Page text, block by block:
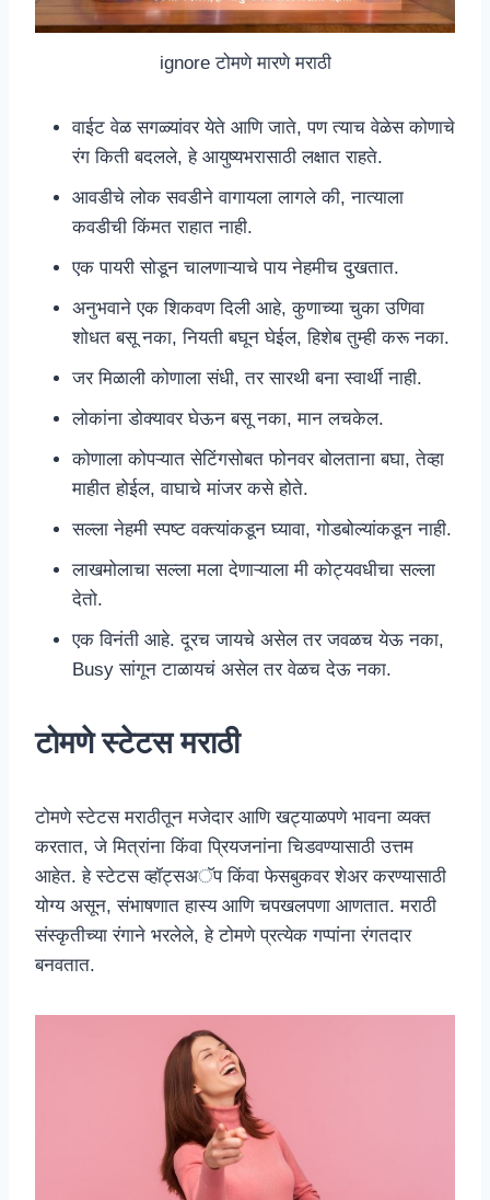
ignore टोमणे मारणे मराठी
वाईट वेळ सगळ्यांवर येते आणि जाते, पण त्याच वेळेस कोणाचे
रंग किती बदलले, हे आयुष्यभरासाठी लक्षात राहते.
आवडीचे लोक सवडीने वागायला लागले की, नात्याला
कवडीची किंमत राहात नाही.
एक पायरी सोडून चालणाऱ्याचे पाय नेहमीच दुखतात.
अनुभवाने एक शिकवण दिली आहे, कुणाच्या चुका उणिवा
शोधत बसू नका, नियती बघून घेईल, हिशेब तुम्ही करू नका.
जर मिळाली कोणाला संधी, तर सारथी बना स्वार्थी नाही.
लोकांना डोक्यावर घेऊन बसू नका, मान लचकेल.
कोणाला कोपऱ्यात सेटिंगसोबत फोनवर बोलताना बघा, तेव्हा
माहीत होईल, वाघाचे मांजर कसे होते.
सल्ला नेहमी स्पष्ट वक्त्यांकडून घ्यावा, गोडबोल्यांकडून नाही.
लाखमोलाचा सल्ला मला देणाऱ्याला मी कोट्यवधीचा सल्ला
देतो.
एक विनंती आहे. दूरच जायचे असेल तर जवळच येऊ नका,
Busy सांगून टाळायचं असेल तर वेळच देऊ नका.
टोमणे स्टेटस मराठी
टोमणे स्टेटस मराठीतून मजेदार आणि खट्याळपणे भावना व्यक्त
करतात, जे मित्रांना किंवा प्रियजनांना चिडवण्यासाठी उत्तम
आहेत. हे स्टेटस व्हॉट्सअॅप किंवा फेसबुकवर शेअर करण्यासाठी
योग्य असून, संभाषणात हास्य आणि चपखलपणा आणतात. मराठी
संस्कृतीच्या रंगाने भरलेले, हे टोमणे प्रत्येक गप्पांना रंगतदार
बनवतात.